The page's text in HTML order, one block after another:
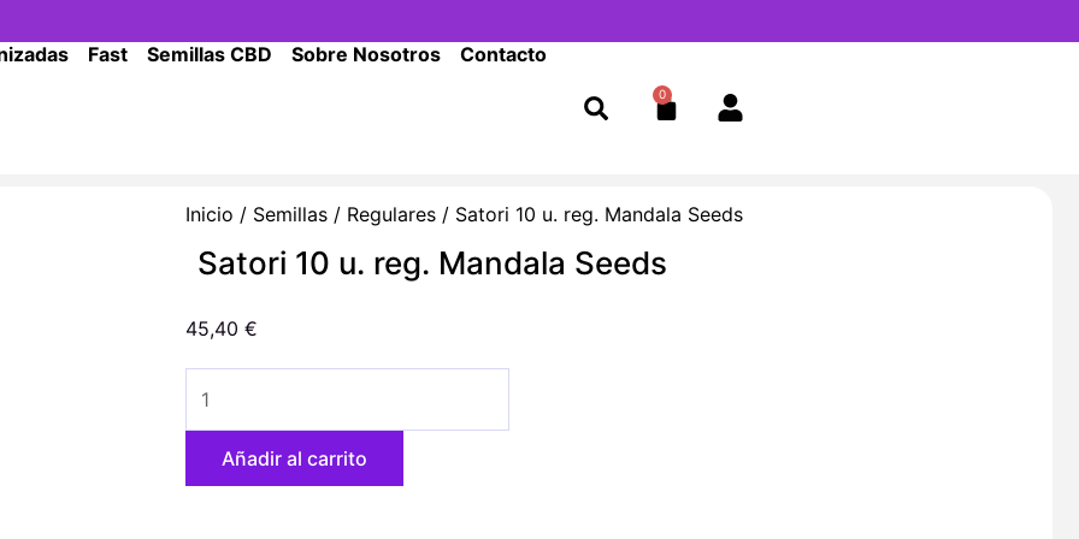
Fast Semillas CBD Sobre Nosotros Contacto
0
Cart
Inicio / Semillas/ Regulares/ Satori 10 u. reg. Mandala Seeds
Satori 10 u. reg. Mandala Seeds
45,40 €
Añadir al carrito